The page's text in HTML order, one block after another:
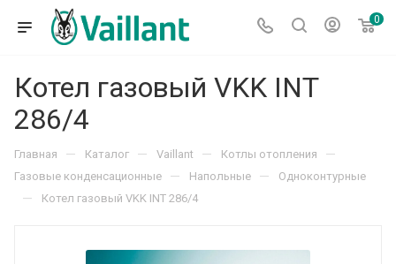
0
Котел газовый VKK INT
286/4
Главная — Каталог — Vaillant — Котлы отопления —
Газовые конденсационные — Напольные — Одноконтурные
— Котел газовый VKK INT 286/4